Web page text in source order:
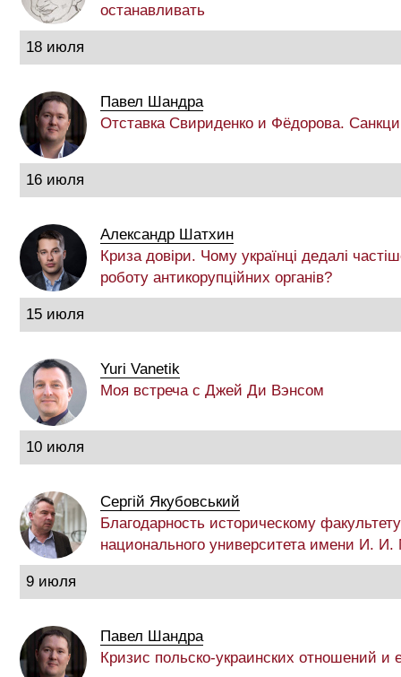
останавливать
18 июля
Павел Шандра
Отставка Свириденко и Фёдорова.
16 июля
Александр Шатхин
Криза довіри. Чому українці дедалі
роботу антикорупційних органів?
15 июля
Yuri Vanetik
Моя встреча с Джей Ди Вэнсом
10 июля
Сергій Якубовський
Благодарность историческому
национального университета имени И. И.
9 июля
Павел Шандра
Кризис польско-украинских отношений и